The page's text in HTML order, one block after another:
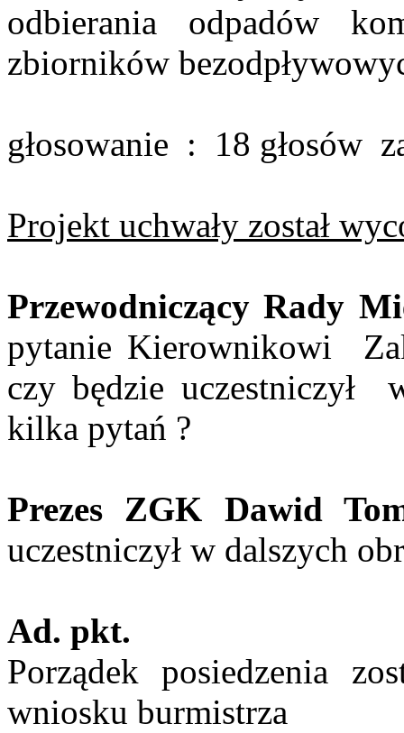
odbierania odpadów
zbiorników
głosowanie : 18 głosów
Projekt uchwały został
Przewodniczący Rady
pytanie Kierownikowi
czy będzie uczestniczył
kilka pytań ?
Prezes ZGK Dawid
uczestniczył w dalszych
Ad. pkt.
Porządek posiedzenia
wniosku burmistrza